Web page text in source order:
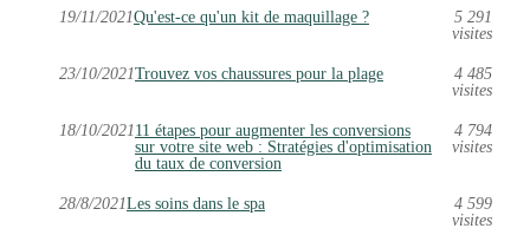
19/11/2021Qu'est-ce qu'un kit de maquillage ?
5 291
visites
23/10/2021Trouvez vos chaussures pour la plage
4 485
visites
18/10/202111 étapes pour augmenter les conversions
sur votre site web : Stratégies d'optimisation
du taux de conversion
4 794
visites
28/8/2021Les soins dans le spa
4 599
visites